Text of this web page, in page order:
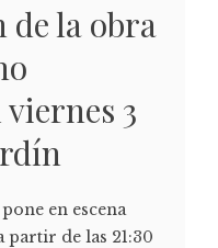
de la obra
viernes 3
en escena
partir de las 21:30